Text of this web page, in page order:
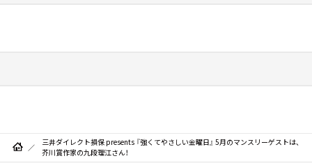
三井ダイレクト損保 presents 『強くてやさしい金曜日』 5月のマンスリーゲストは、
芥川賞作家の九段理江さん！